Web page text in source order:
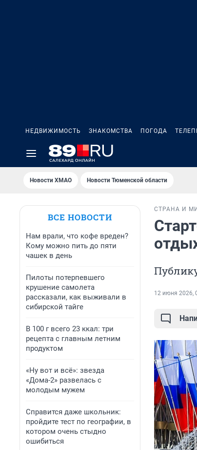
НЕДВИЖИМОСТЬ ЗНАКОМСТВА ПОГОДА
Новости ХМАО Новости Тюменской области
ВСЕ НОВОСТИ
Нам врали, что кофе вреден?
Кому можно пить до пяти
чашек в день
Пилоты потерпевшего
крушение самолета
рассказали, как выживали в
сибирской тайге
В 100 г всего 23 ккал: три
рецепта с главным летним
продуктом
«Ну вот и всё»: звезда
«Дома-2» развелась с
молодым мужем
Справится даже школьник:
пройдите тест по географии, в
котором очень стыдно
ошибиться
СТРАНА И
12 июня 2026,